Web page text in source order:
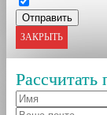
ЗАКРЫТЬ
Рассчитать